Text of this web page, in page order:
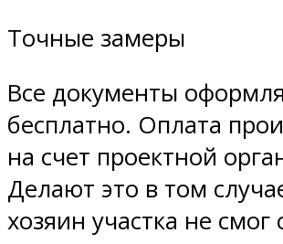
Точные замеры
Все документы
бесплатно. Оплата
на счет проектной
Делают это в том
хозяин участка не смог